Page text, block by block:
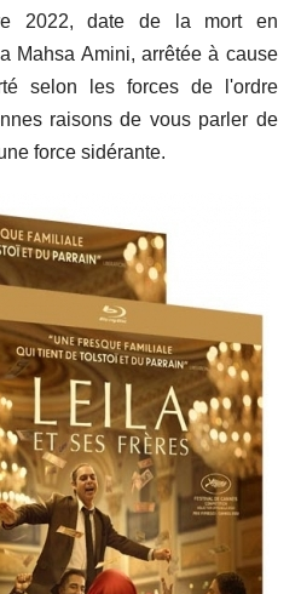
2022, date de la mort en
Mahsa Amini, arrêtée à cause
selon les forces de l'ordre
raisons de vous parler de
force sidérante.